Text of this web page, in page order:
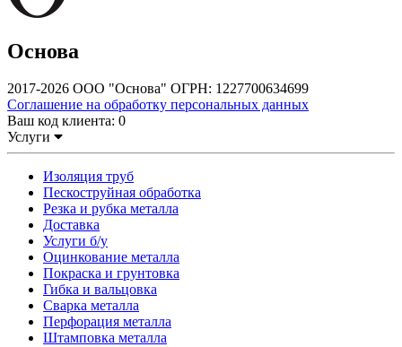
Основа
2017-2026 ООО "Основа" ОГРН: 1227700634699
Соглашение на обработку персональных данных
Ваш код клиента: 0
Услуги
Изоляция труб
Пескоструйная обработка
Резка и рубка металла
Доставка
Услуги б/у
Оцинкование металла
Покраска и грунтовка
Гибка и вальцовка
Сварка металла
Перфорация металла
Штамповка металла